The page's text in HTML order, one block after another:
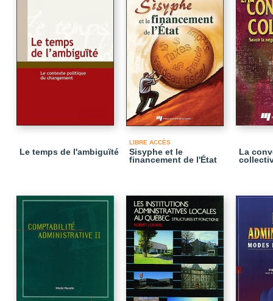
Le temps de l'ambiguïté
LIBRE ACCÈS
Sisyphe et le
financement de l'État
La